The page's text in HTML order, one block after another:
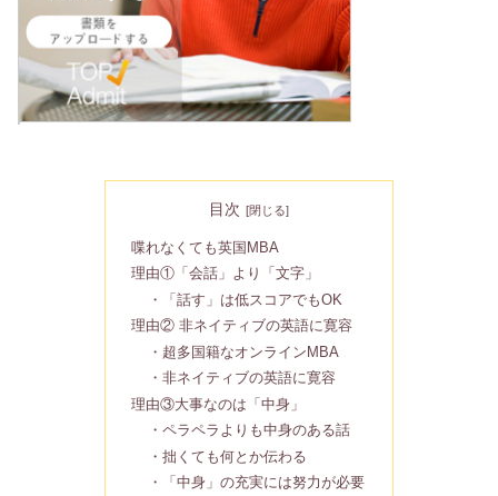
目次
喋れなくても英国MBA
理由①「会話」より「文字」
・「話す」は低スコアでもOK
理由② 非ネイティブの英語に寛容
・超多国籍なオンラインMBA
・非ネイティブの英語に寛容
理由③大事なのは「中身」
・ペラペラよりも中身のある話
・拙くても何とか伝わる
・「中身」の充実には努力が必要